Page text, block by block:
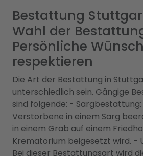
Bestattung
Wahl der
Persönliche
respektieren
Die Art der Bestattung in
unterschiedlich sein. Gängige
sind folgende: -
Verstorbene in einem Sarg
in einem Grab auf einem
Krematorium beigesetzt wird. -
Bei dieser Bestattungsart wird